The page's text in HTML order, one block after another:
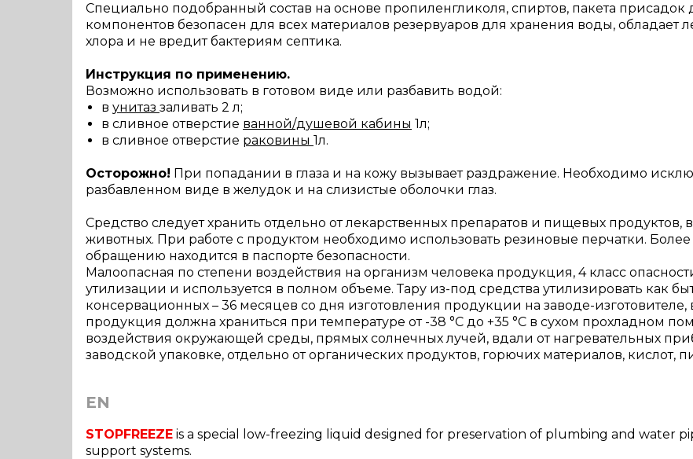
Специально подобранный состав на основе пропиленгликоля, спиртов, пакета
компонентов безопасен для всех материалов резервуаров для хранения воды,
хлора и не вредит бактериям септика.
Инструкция по применению.
Возможно использовать в готовом виде или разбавить водой:
в унитаз заливать 2 л;
в сливное отверстие ванной/душевой кабины 1л;
в сливное отверстие раковины 1л.
Осторожно! При попадании в глаза и на кожу вызывает раздражение. Необходимо
разбавленном виде в желудок и на слизистые оболочки глаз.
Средство следует хранить отдельно от лекарственных препаратов и пищевых продуктов,
животных. При работе с продуктом необходимо использовать резиновые перчатки.
обращению находится в паспорте безопасности.
Малоопасная по степени воздействия на организм человека продукция, 4 класс
утилизации и используется в полном объеме. Тару из-под средства утилизировать как
консервационных – 36 месяцев со дня изготовления продукции на заводе-изготовителе,
продукция должна храниться при температуре от -38 °С до +35 °С в сухом прохладном
воздействия окружающей среды, прямых солнечных лучей, вдали от нагревательных
заводской упаковке, отдельно от органических продуктов, горючих материалов, кислот,
STOPFREEZE is a special low-freezing liquid designed for preservation of plumbing and water
support systems.
EN